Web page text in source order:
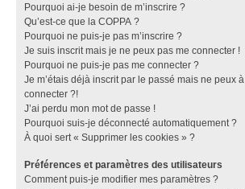
Pourquoi ai-je besoin de m’inscrire ?
Qu’est-ce que la COPPA ?
Pourquoi ne puis-je pas m’inscrire ?
Je suis inscrit mais je ne peux pas me connecter !
Pourquoi ne puis-je pas me connecter ?
Je m’étais déjà inscrit par le passé mais ne peux
connecter ?!
J’ai perdu mon mot de passe !
Pourquoi suis-je déconnecté automatiquement ?
À quoi sert « Supprimer les cookies » ?
Préférences et paramètres des utilisateurs
Comment puis-je modifier mes paramètres ?